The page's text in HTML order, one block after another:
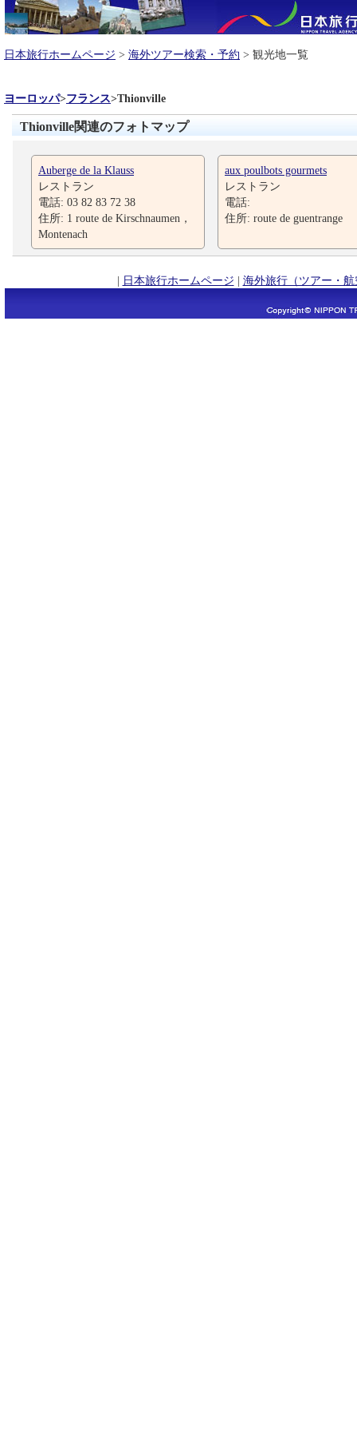
日本旅行ホームページ > 海外ツアー検索・予約 > 観光地一覧
ヨーロッパ>フランス>Thionville
Thionville関連のフォトマップ
Auberge de la Klauss
レストラン
電話: 03 82 83 72 38
住所: 1 route de Kirschnaumen，
Montenach
aux poulbots gourmets
レストラン
電話:
住所: route de guentrange
| 日本旅行ホームページ | 海外旅行（ツアー・航